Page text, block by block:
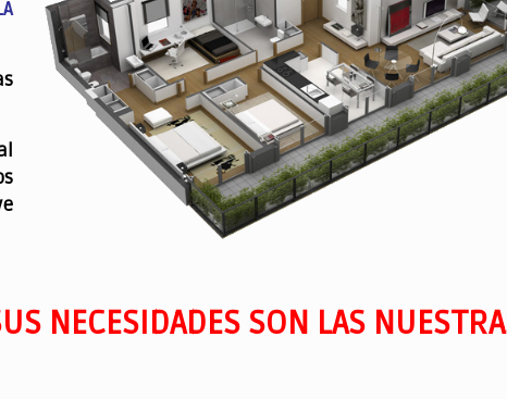
NECESIDADES SON LAS